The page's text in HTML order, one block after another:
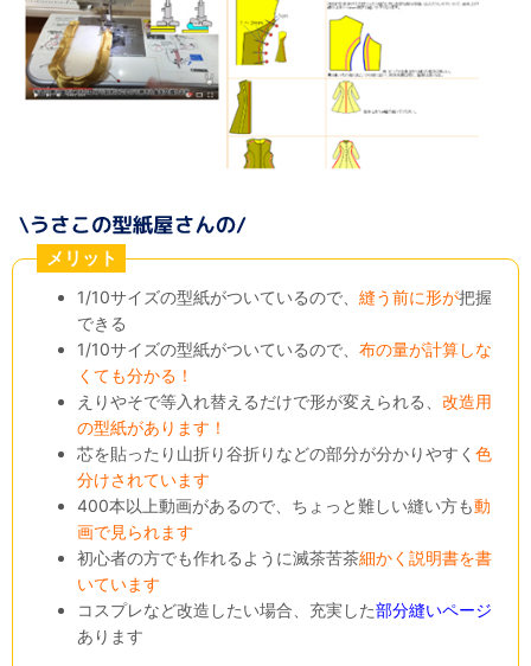
メリット
1/10サイズの型紙がついているので、縫う前に形が把握
できる
1/10サイズの型紙がついているので、布の量が計算しな
くても分かる！
えりやそで等入れ替えるだけで形が変えられる、改造用
の型紙があります！
芯を貼ったり山折り谷折りなどの部分が分かりやすく色
分けされています
400本以上動画があるので、ちょっと難しい縫い方も動
画で見られます
初心者の方でも作れるように滅茶苦茶細かく説明書を書
いています
コスプレなど改造したい場合、充実した部分縫いページ
あります